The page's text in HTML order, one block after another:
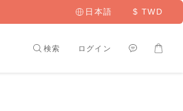
日本語 $ TWD
検索 ログイン